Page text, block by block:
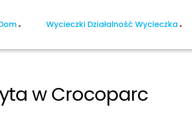
Wycieczki Działalność Wycieczka
w Crocoparc